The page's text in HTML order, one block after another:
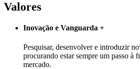
Valores
Inovação e Vanguarda +
Pesquisar, desenvolver e introduzir
procurando estar sempre um passo à
mercado.